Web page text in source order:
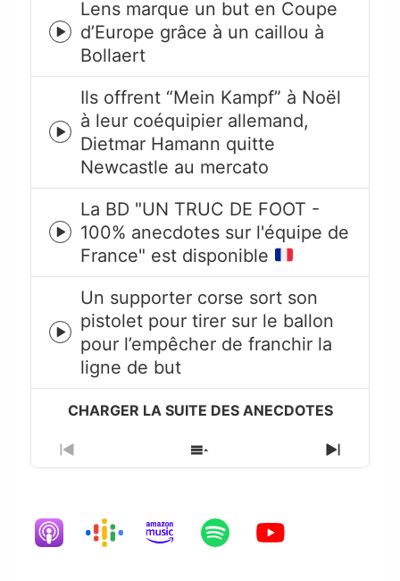
Episode
play
icon
Lens marque un but en Coupe
d’Europe grâce à un caillou à
Bollaert
Episode
play
icon
Ils offrent “Mein Kampf” à Noël
à leur coéquipier allemand,
Dietmar Hamann quitte
Newcastle au mercato
Episode
play
icon
La BD "UN TRUC DE FOOT -
100% anecdotes sur l'équipe de
France" est disponible
Episode
play
icon
Un supporter corse sort son
pistolet pour tirer sur le ballon
pour l’empêcher de franchir la
ligne de but
Previous
Episode
Show
Episodes
Next
Episode